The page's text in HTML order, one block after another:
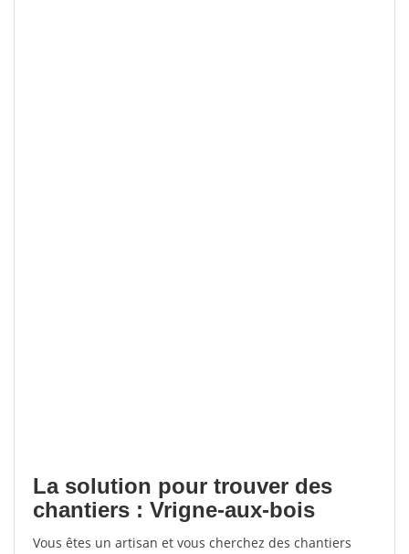
La solution pour trouver des
chantiers : Vrigne-aux-bois
Vous êtes un artisan et vous cherchez des chantiers